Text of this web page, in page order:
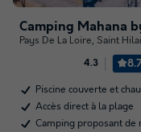
Camping Mahana
Pays De La Loire, Saint
4.3
Piscine couverte et
Accès direct à la plage
Camping proposant de